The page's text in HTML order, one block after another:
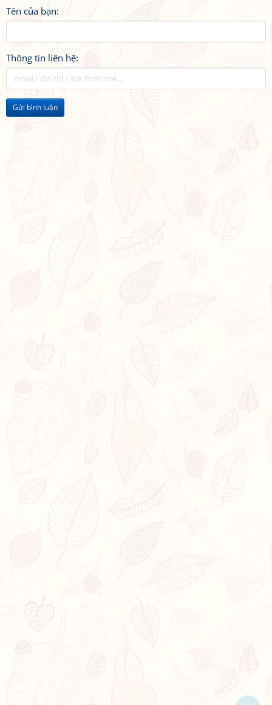
Tên của bạn:
Thông tin liên hệ:
Gửi bình luận